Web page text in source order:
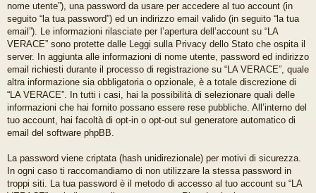
nome utente”), una password da usare per accedere al tuo account (in
seguito “la tua password”) ed un indirizzo email valido (in seguito “la tua
email”). Le informazioni rilasciate per l’apertura dell’account su “LA
VERACE” sono protette dalle Leggi sulla Privacy dello Stato che ospita il
server. In aggiunta alle informazioni di nome utente, password ed indirizzo
email richiesti durante il processo di registrazione su “LA VERACE”, quale
altra informazione sia obbligatoria o opzionale, è a totale discrezione di
“LA VERACE”. In tutti i casi, hai la possibilità di selezionare quali delle
informazioni che hai fornito possano essere rese pubbliche. All’interno del
tuo account, hai facoltà di opt-in o opt-out sul generatore automatico di
email del software phpBB.
La password viene criptata (hash unidirezionale) per motivi di sicurezza.
In ogni caso ti raccomandiamo di non utilizzare la stessa password in
troppi siti. La tua password è il metodo di accesso al tuo account su “LA